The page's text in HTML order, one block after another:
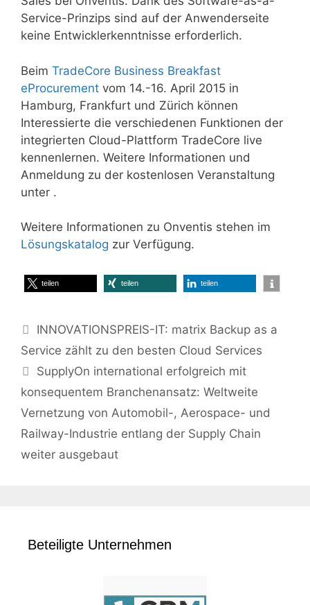
Service-Prinzips sind auf der Anwenderseite
keine Entwicklerkenntnisse erforderlich.
Beim TradeCore Business Breakfast
eProcurement vom 14.-16. April 2015 in
Hamburg, Frankfurt und Zürich können
Interessierte die verschiedenen Funktionen der
integrierten Cloud-Plattform TradeCore live
kennenlernen. Weitere Informationen und
Anmeldung zu der kostenlosen Veranstaltung
unter .
Weitere Informationen zu Onventis stehen im
Lösungskatalog zur Verfügung.
teilen teilen teilen
INNOVATIONSPREIS-IT: matrix Backup as a
Service zählt zu den besten Cloud Services
SupplyOn international erfolgreich mit
konsequentem Branchenansatz: Weltweite
Vernetzung von Automobil-, Aerospace- und
Railway-Industrie entlang der Supply Chain
weiter ausgebaut
Beteiligte Unternehmen